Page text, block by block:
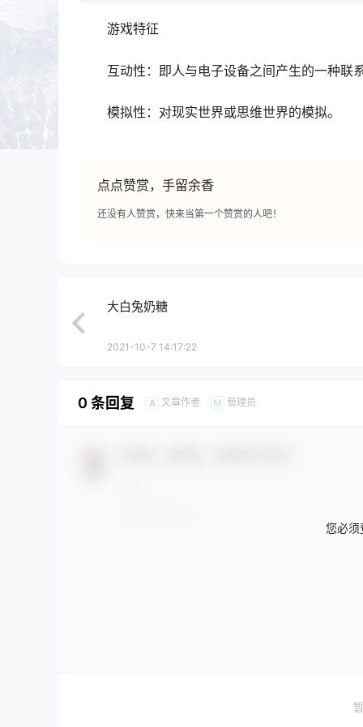
游戏特征
互动性：即人与电子设备之间产生的一种联
模拟性：对现实世界或思维世界的模拟。
点点赞赏，手留余香
还没有人赞赏，快来当第一个赞赏的人吧！
大白兔奶糖
2021-10-7 14:17:22
0 条回复 A 文章作者 M 管理员
您必须